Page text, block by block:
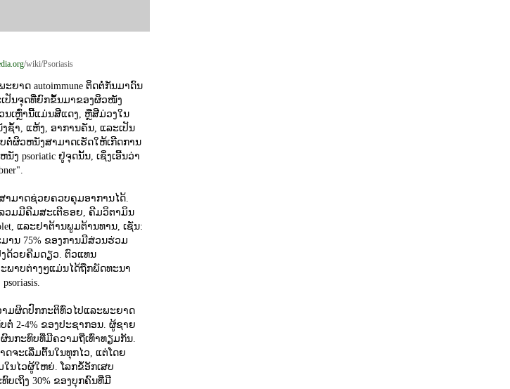
/wiki/Psoriasis
ະຍາດ autoimmune ຕິດຕໍ່ກັນມາດົນ
ປັນຈຸດທີ່ຍົກຂຶ້ນມາຂອງຜິວໜັງ
ນເຫຼົ່ານີ້ແມ່ນສີແດງ, ຫຼືສີມ່ວງໃນ
ຊ້ໍາ, ແຫ້ງ, ອາການຄັນ, ແລະເປັນ
ບຕໍ່ຜິວຫນັງສາມາດເຮັດໃຫ້ເກີດການ
ງ psoriatic ຢູ່ຈຸດນັ້ນ, ເຊິ່ງເອີ້ນວ່າ
າມາດຊ່ວຍຄວບຄຸມອາການໄດ້.
ວມມີຄີມສະເຕີຣອຍ, ຄີມວິຕາມິນ
ແລະຢາຕ້ານພູມຕ້ານທານ, ເຊັ່ນ:
ະມານ 75% ຂອງການມີສ່ວນຮ່ວມ
ດ້ວຍຄີມດຽວ. ຕົວແທນ
ະພາບຕ່າງໆແມ່ນໄດ້ຖືກພັດທະນາ
າມຜິດປົກກະຕິທົ່ວໄປແລະພະຍາດ
ຕໍ່ 2-4% ຂອງປະຊາກອນ. ຜູ້ຊາຍ
ນກະທົບທີ່ມີຄວາມຖີ່ເທົ່າທຽມກັນ.
ດຈະເລີ່ມຕົ້ນໃນທຸກໄວ, ແຕ່ໂດຍ
ໃນໄວຜູ້ໃຫຍ່. ໂລກຂໍ້ອັກເສບ
ທົບເຖິງ 30% ຂອງບຸກຄົນທີ່ມີ